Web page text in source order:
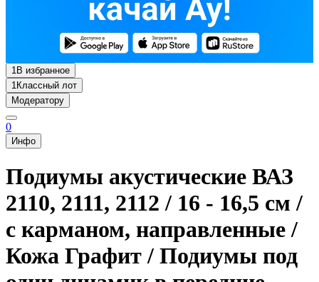
1В избранное
1Классный лот
Модератору
0
Инфо
Подиумы акустические ВАЗ
2110, 2111, 2112 / 16 - 16,5 см /
с карманом, направленные /
Кожа Графит / Подиумы под